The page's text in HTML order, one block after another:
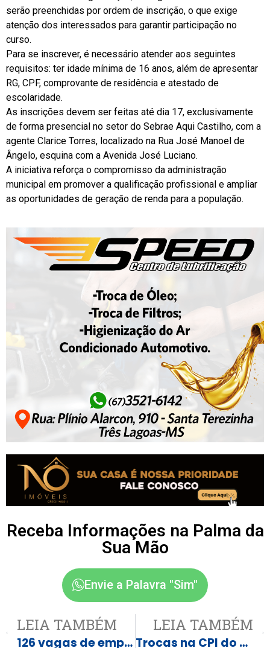
serão preenchidas por ordem de inscrição, o que exige
atenção dos interessados para garantir participação no
curso.
Para se inscrever, é necessário atender aos seguintes
requisitos: ter idade mínima de 16 anos, além de apresentar
RG, CPF, comprovante de residência e atestado de
escolaridade.
As inscrições devem ser feitas até dia 17, exclusivamente
de forma presencial no setor do Sebrae Aqui Castilho, com a
agente Clarice Torres, localizado na Rua José Manoel de
Ângelo, esquina com a Avenida José Luciano.
A iniciativa reforça o compromisso da administração
municipal em promover a qualificação profissional e ampliar
as oportunidades de geração de renda para a população.
Receba Informações na Palma da
Sua Mão
Envie a Palavra "Sim"
LEIA TAMBÉM
126 vagas de emprego em Três Lagoas e região
LEIA TAMBÉM
Trocas na CPI do Crime buscam barrar pedido de impeachment de PGR e ministros do STF